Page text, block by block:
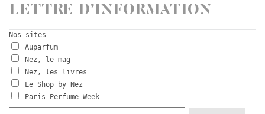
Lettre d’information
Nos sites
Auparfum
Nez, le mag
Nez, les livres
Le Shop by Nez
Paris Perfume Week